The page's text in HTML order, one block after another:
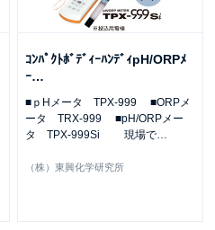
ｺﾝﾊﾟｸﾄﾎﾞﾃﾞｨｰﾊﾝﾃﾞｨpH/ORPﾒ
ｰ…
■ｐHメータ TPX-999 ■ORPメ
ータ TRX-999 ■pH/ORPメー
タ TPX-999Si 現場で…
（株）東興化学研究所